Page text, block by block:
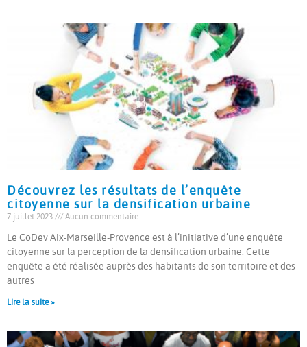
Découvrez les résultats de l’enquête
citoyenne sur la densification urbaine
7 juillet 2023 Aucun commentaire
Le CoDev Aix-Marseille-Provence est à l’initiative d’une enquête
citoyenne sur la perception de la densification urbaine. Cette
enquête a été réalisée auprès des habitants de son territoire et des
autres
Lire la suite »